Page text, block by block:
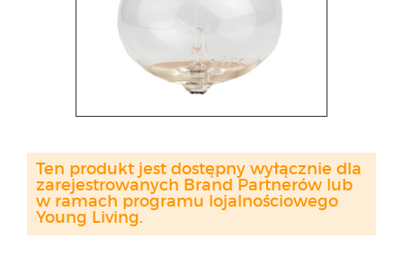
Ten produkt jest dostępny wyłącznie dla
zarejestrowanych Brand Partnerów lub
w ramach programu lojalnościowego
Young Living.